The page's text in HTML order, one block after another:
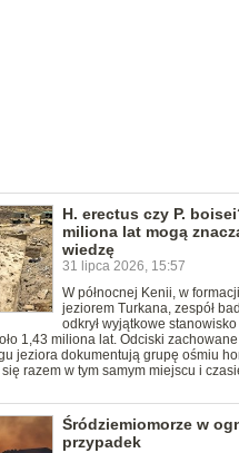
H. erectus czy P.
miliona lat mogą
wiedzę
31 lipca 2026, 15:57
W północnej Kenii, w
jeziorem Turkana, zespół
odkrył wyjątkowe
1,43 miliona lat. Odciski
jeziora dokumentują grupę ośmiu
razem w tym samym miejscu i
Śródziemiomorze w
przypadek